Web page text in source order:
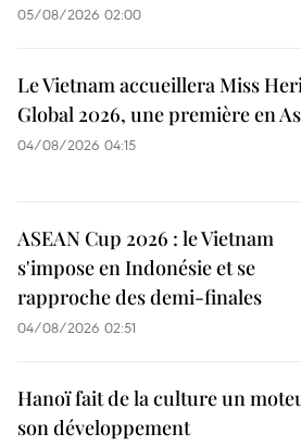
05/08/2026 02:00
Le Vietnam accueillera Miss
Global 2026, une première en
04/08/2026 04:15
ASEAN Cup 2026 : le Vietnam
s'impose en Indonésie et se
rapproche des demi-finales
04/08/2026 02:51
Hanoï fait de la culture un
son développement